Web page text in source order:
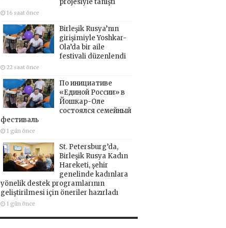
projesiyle tanıştı
16 saat önce
Birleşik Rusya’nın
girişimiyle Yoshkar-
Ola’da bir aile
festivali düzenlendi
22 saat önce
По инициативе
«Единой России» в
Йошкар-Оле
состоялся семейный
фестиваль
1 gün önce
St. Petersburg’da,
Birleşik Rusya Kadın
Hareketi, şehir
genelinde kadınlara
yönelik destek programlarının
geliştirilmesi için öneriler hazırladı
1 gün önce